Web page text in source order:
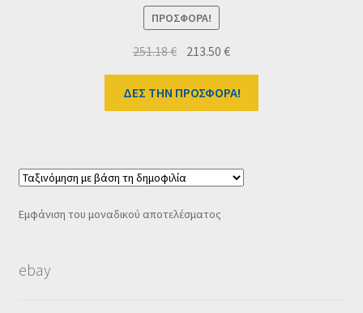
ΠΡΟΣΦΟΡΆ!
251.18€ Original
price
was:
251.18 €.
213.50€Η
τρέχουσα
τιμή
είναι:
ΔΕΣ ΤΗΝ ΠΡΟΣΦΟΡΑ!
Εμφάνιση του μοναδικού αποτελέσματος
ebay